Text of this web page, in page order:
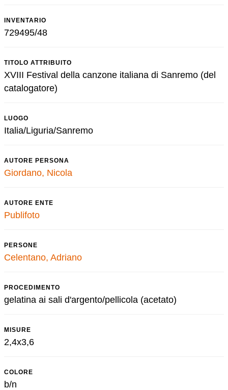
INVENTARIO
729495/48
TITOLO ATTRIBUITO
XVIII Festival della canzone italiana di Sanremo (del
catalogatore)
LUOGO
Italia/Liguria/Sanremo
AUTORE PERSONA
Giordano, Nicola
AUTORE ENTE
Publifoto
PERSONE
Celentano, Adriano
PROCEDIMENTO
gelatina ai sali d'argento/pellicola (acetato)
MISURE
2,4x3,6
COLORE
b/n